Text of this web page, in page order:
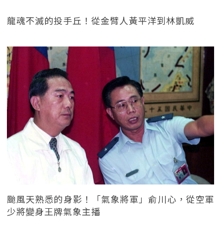
龍魂不滅的投手丘！從金臂人黃平洋到林凱威
颱風天熟悉的身影！「氣象將軍」俞川心，從空軍
少將變身王牌氣象主播